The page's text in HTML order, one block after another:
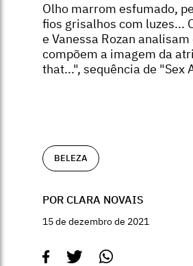
Olho marrom esfumado,
fios grisalhos com luzes...
e Vanessa Rozan
compõem a imagem da
that...", sequência de "Sex
BELEZA
POR CLARA NOVAIS
15 de dezembro de 2021